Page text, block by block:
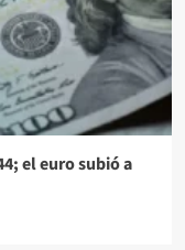
el euro subió a